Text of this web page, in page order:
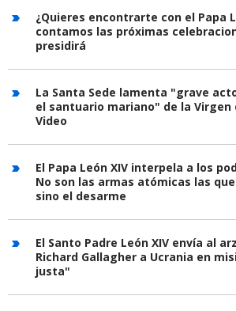
¿Quieres encontrarte con el Papa
contamos las próximas
presidirá
La Santa Sede lamenta "grave
el santuario mariano" de la Virgen
Video
El Papa León XIV interpela a los
No son las armas atómicas las
sino el desarme
El Santo Padre León XIV envía al
Richard Gallagher a Ucrania en
justa"